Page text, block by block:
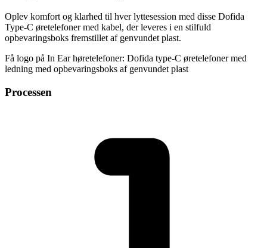
Oplev komfort og klarhed til hver lyttesession med disse Dofida
Type-C øretelefoner med kabel, der leveres i en stilfuld
opbevaringsboks fremstillet af genvundet plast.
Få logo på In Ear høretelefoner: Dofida type-C øretelefoner med
ledning med opbevaringsboks af genvundet plast
Processen